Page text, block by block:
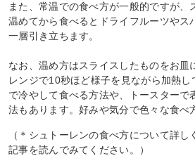
また、常温での食べ方が一般的ですが、
温めてから食べるとドライフルーツやス
一層引き立ちます。
なお、温め方はスライスしたものをお皿
レンジで10秒ほど様子を見ながら加熱
で冷やして食べる方法や、トースターで
法もあります。好みや気分で色々な食べ
（＊シュトーレンの食べ方について詳
記事を読んでみてください。）